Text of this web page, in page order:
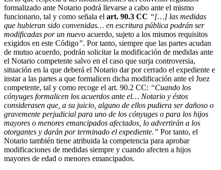
formalizado ante Notario podrá llevarse a cabo ante el mismo
funcionario, tal y como señala el art. 90.3 CC “[…] las medidas
que hubieran sido convenidas… en escritura pública podrán ser
modificadas por un nuevo acuerdo, sujeto a los mismos requisitos
exigidos en este Código”. Por tanto, siempre que las partes acudan
de mutuo acuerdo, podrán solicitar la modificación de medidas ante
el Notario competente salvo en el caso que surja controversia,
situación en la que deberá el Notario dar por cerrado el expediente e
instar a las partes a que formalicen dicha modificación ante el Juez
competente, tal y como recoge el art. 90.2 CC: “Cuando los
cónyuges formalicen los acuerdos ante el… Notario y éstos
considerasen que, a su juicio, alguno de ellos pudiera ser dañoso o
gravemente perjudicial para uno de los cónyuges o para los hijos
mayores o menores emancipados afectados, lo advertirán a los
otorgantes y darán por terminado el expediente.” Por tanto, el
Notario también tiene atribuida la competencia para aprobar
modificaciones de medidas siempre y cuando afecten a hijos
mayores de edad o menores emancipados.